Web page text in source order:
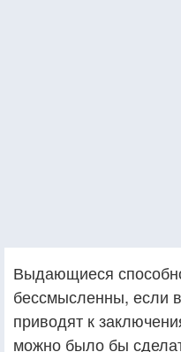
Выдающиеся
бессмысленны, если
приводят к
можно было бы